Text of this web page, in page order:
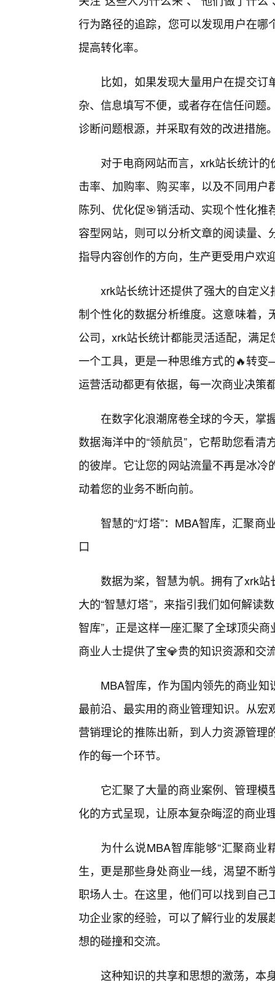
行为路径的追踪，您可以发现用户在
提高转化率。
比如，如果发现大量用户在提交
杂、信息填写不便，或者存在信任问题
诊断问题根源，并采取有效的改进措施
对于电商网站而言，xrk站长统计
击率、加购率、购买率，以及不同用
陈列、优化促🎯销活动、实现个性化
容型网站，则可以分析文章的阅读量
指导内容创作的方向，生产更受用户欢
xrk站长统计还提供了强大的自定
制个性化的数据分析维度。这意味着
公司，xrk站长统计都能灵活适配，满
一个工具，更是一种思维方式的🔥转
运营活动都更有依据，每一次商业决策
在数字化浪潮席卷全球的今天，掌
数据海洋中的“领航员”，它帮助您看
的彼岸。它让您的网站流量不再是冰
动着您的业务不断向前。
智慧的“灯塔”：MBA智库，汇聚
口
数据为桨，智慧为帆。拥有了xrk
大的“智慧灯塔”，来指引我们如何解读
智库”，正是这样一座汇聚了全球顶尖
商业人士提供了宝💎贵的知识资源和交
MBA智库，作为国内领先的商业
最前沿、最实用的商业管理知识。从
营销理论的推陈出新，到人力资源管
作的每一个环节。
它汇聚了大量的商业案例、管理
化的方式呈现，让原本复杂晦涩的商业
为什么说MBA智库能够“汇聚商业
生，更是那些身处商业一线，渴望不
职场人士。在这里，他们可以找到自
功企业家的经验，可以了解行业的发
想的碰撞和交流。
这种知识的共享和思想的激荡，本